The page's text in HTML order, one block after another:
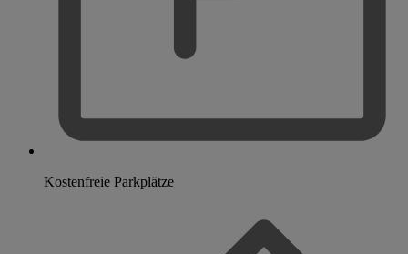
Kostenfreie Parkplätze